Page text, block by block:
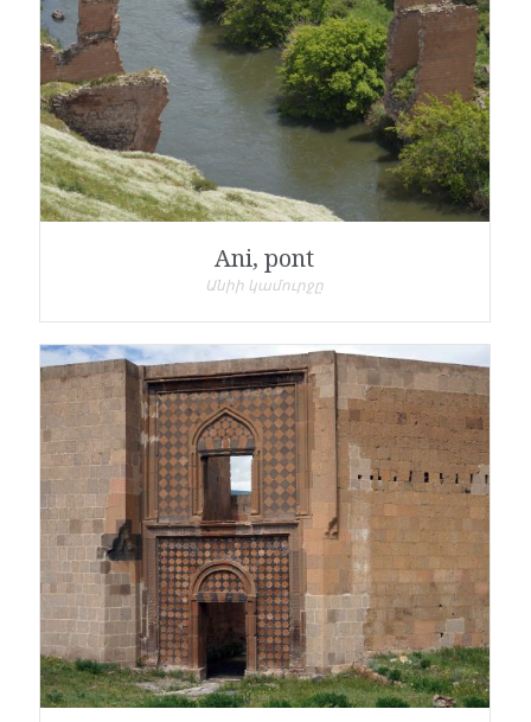
Ani, pont
Անիի կամուրջը